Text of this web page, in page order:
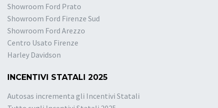
Showroom Ford Prato
Showroom Ford Firenze Sud
Showroom Ford Arezzo
Centro Usato Firenze
Harley Davidson
INCENTIVI STATALI 2025
Autosas incrementa gli Incentivi Statali